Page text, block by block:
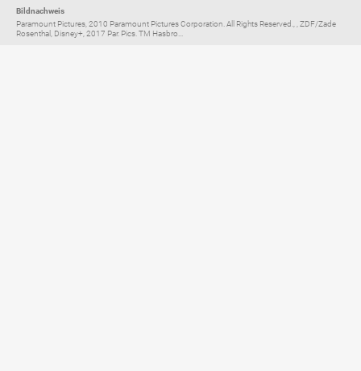
Bildnachweis
Paramount Pictures, 2010 Paramount Pictures Corporation. All Rights Reserved., , ZDF/Zade
Rosenthal, Disney+, 2017 Par. Pics. TM Hasbro...